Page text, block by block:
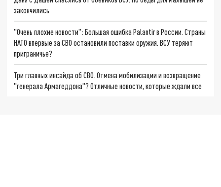
закончились
"Очень плохие новости": Большая ошибка Palantir в России. Страны
НАТО впервые за СВО остановили поставки оружия. ВСУ теряют
приграничье?
Три главных инсайда об СВО. Отмена мобилизации и возвращение
"генерала Армагеддона"? Отличные новости, которые ждали все